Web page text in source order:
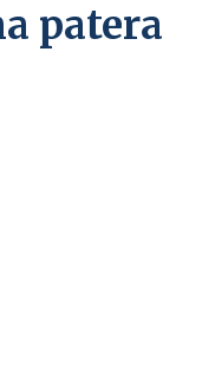
patera